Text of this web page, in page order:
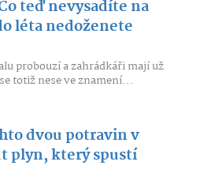
teď nevysadíte na
léta nedoženete
probouzí a zahrádkáři mají už
totiž nese ve znamení...
dvou potravin v
plyn, který spustí